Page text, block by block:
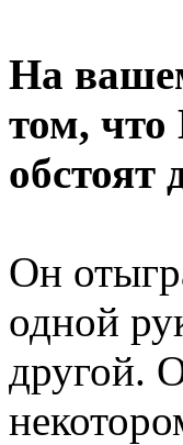
На
том, что
обстоят
Он
одной
другой.